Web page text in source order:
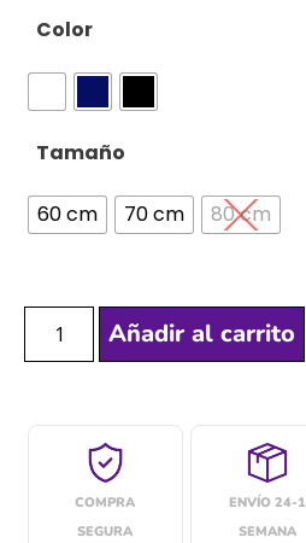
Color
Tamaño
60 cm 70 cm 80 cm
Añadir al carrito
COMPRA
SEGURA
ENVÍO 24-1
SEMANA